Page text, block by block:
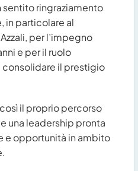
sentito ringraziamento
in particolare al
per l’impegno
e per il ruolo
il prestigio
il proprio percorso
una leadership pronta
e opportunità in ambito